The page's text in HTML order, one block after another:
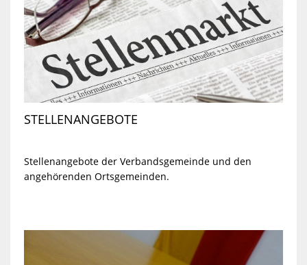
STELLENANGEBOTE
Stellenangebote der Verbandsgemeinde und den
angehörenden Ortsgemeinden.